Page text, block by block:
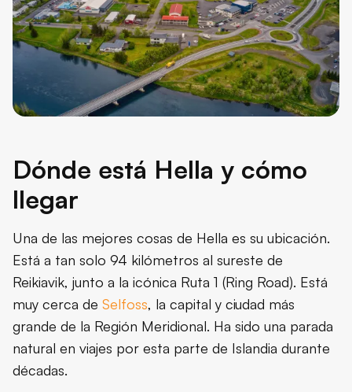
Dónde está Hella y cómo
llegar
Una de las mejores cosas de Hella es su ubicación.
Está a tan solo 94 kilómetros al sureste de
Reikiavik, junto a la icónica Ruta 1 (Ring Road). Está
muy cerca de Selfoss, la capital y ciudad más
grande de la Región Meridional. Ha sido una parada
natural en viajes por esta parte de Islandia durante
décadas.